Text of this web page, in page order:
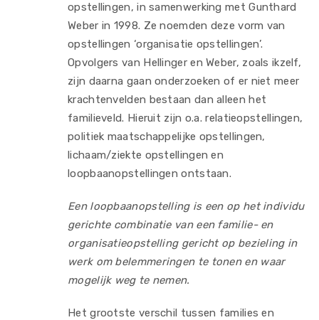
opstellingen, in samenwerking met Gunthard
Weber in 1998. Ze noemden deze vorm van
opstellingen ‘organisatie opstellingen’.
Opvolgers van Hellinger en Weber, zoals ikzelf,
zijn daarna gaan onderzoeken of er niet meer
krachtenvelden bestaan dan alleen het
familieveld. Hieruit zijn o.a. relatieopstellingen,
politiek maatschappelijke opstellingen,
lichaam/ziekte opstellingen en
loopbaanopstellingen ontstaan.
Een loopbaanopstelling is een op het individu
gerichte combinatie van een familie- en
organisatieopstelling gericht op bezieling in
werk om belemmeringen te tonen en waar
mogelijk weg te nemen.
Het grootste verschil tussen families en